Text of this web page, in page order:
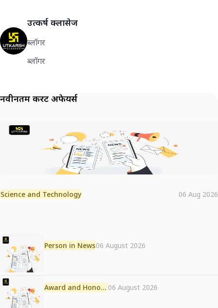
उत्कर्ष क्लासेज
ब्लॉगर
ब्लॉगर
नवीनतम करेंट अफेयर्स
Science and Technology 06 Aug 2026
Person in News06 August 2026
Award and Honour 06 August 2026